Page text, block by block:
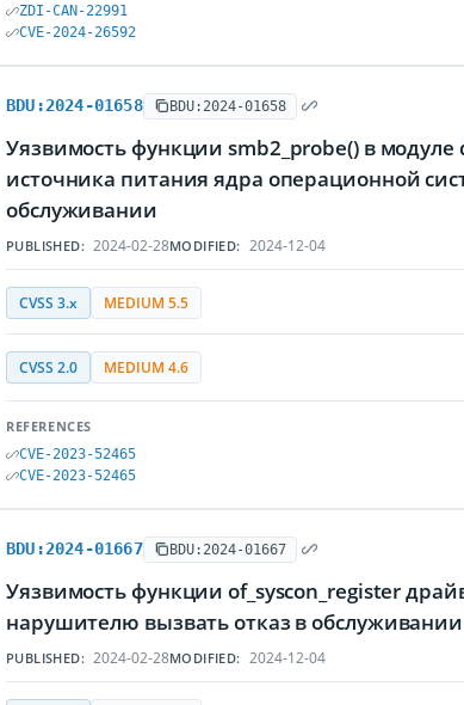
ZDI-CAN-22991
CVE-2024-26592
BDU:2024-01658 BDU:2024-01658
Уязвимость функции smb2_probe() в
источника питания ядра операционной
обслуживании
PUBLISHED: 2024-02-28MODIFIED: 2024-12-04
CVSS 3.x MEDIUM 5.5
CVSS 2.0 MEDIUM 4.6
REFERENCES
CVE-2023-52465
CVE-2023-52465
BDU:2024-01667 BDU:2024-01667
Уязвимость функции of_syscon_register
нарушителю вызвать отказ в обслуживании
PUBLISHED: 2024-02-28MODIFIED: 2024-12-04